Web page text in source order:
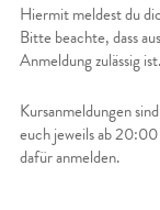
Hiermit meldest du
Bitte beachte, dass
Anmeldung zulässig ist.
Kursanmeldungen
euch jeweils ab
dafür anmelden.